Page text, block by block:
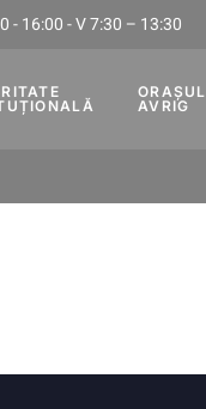
- 16:00 - V 7:30 – 13:30
ORAȘUL
AVRIG